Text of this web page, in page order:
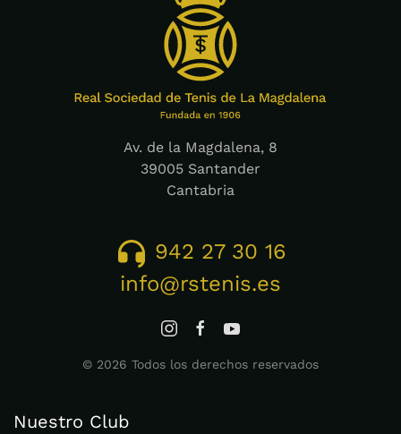
Av. de la Magdalena, 8
39005 Santander
Cantabria
942 27 30 16
info@rstenis.es
© 2026 Todos los derechos reservados
Nuestro Club